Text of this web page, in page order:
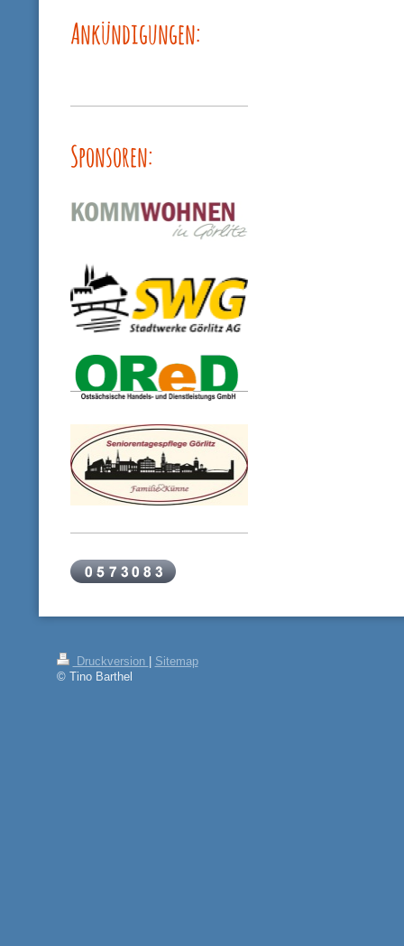
Ankündigungen:
Sponsoren:
Druckversion
Sitemap
© Tino Barthel